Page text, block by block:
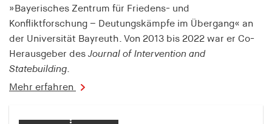
»Bayerisches Zentrum für Friedens- und
Konfliktforschung – Deutungskämpfe im Übergang« an
der Universität Bayreuth. Von 2013 bis 2022 war er Co-
Herausgeber des Journal of Intervention and
Statebuilding.
Mehr erfahren